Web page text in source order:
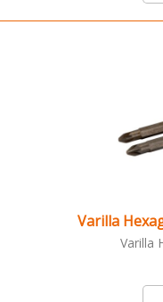
Varilla
Varilla